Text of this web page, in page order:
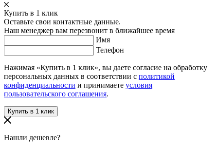
Купить в 1 клик
Оставьте свои контактные данные.
Наш менеджер вам перезвонит в ближайшее время
Имя
Телефон
Нажимая «Купить в 1 клик», вы даете согласие на обработку
персональных данных в соответствии с политикой
конфиденциальности и принимаете условия
пользовательского соглашения.
Нашли дешевле?